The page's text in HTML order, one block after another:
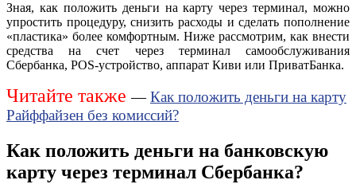
Зная, как положить деньги на карту через терминал, можно
упростить процедуру, снизить расходы и сделать пополнение
«пластика» более комфортным. Ниже рассмотрим, как внести
средства на счет через терминал самообслуживания
Сбербанка, POS-устройство, аппарат Киви или ПриватБанка.
Читайте также—Как положить деньги на карту
Райффайзен без комиссий?
Как положить деньги на банковскую
карту через терминал Сбербанка?